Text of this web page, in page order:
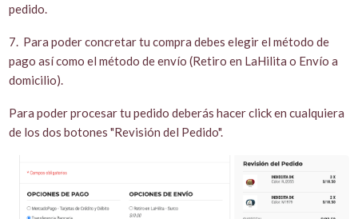
pedido.
7. Para poder concretar tu compra debes elegir el método de
pago así como el método de envío (Retiro en LaHilita o Envío a
domicilio).
Para poder procesar tu pedido deberás hacer click en cualquiera
de los dos botones "Revisión del Pedido".